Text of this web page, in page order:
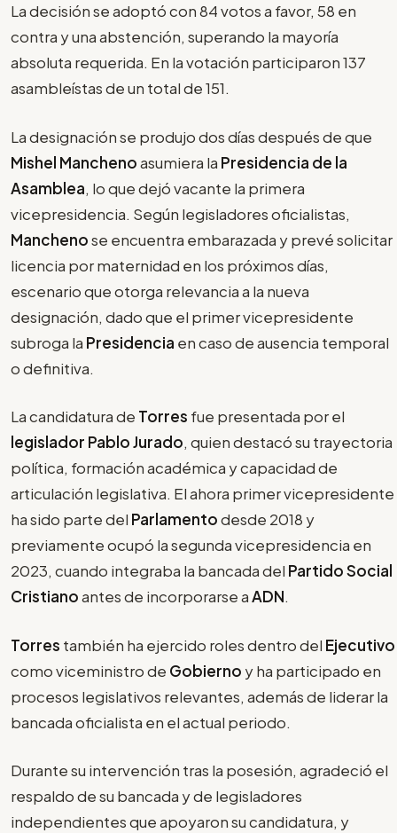
La decisión se adoptó con 84 votos a favor, 58 en
contra y una abstención, superando la mayoría
absoluta requerida. En la votación participaron 137
asambleístas de un total de 151.
La designación se produjo dos días después de que
Mishel Manchenoasumiera la Presidencia de la
Asamblea, lo que dejó vacante la primera
vicepresidencia. Según legisladores oficialistas,
Manchenose encuentra embarazada y prevé solicitar
licencia por maternidad en los próximos días,
escenario que otorga relevancia a la nueva
designación, dado que el primer vicepresidente
subroga la Presidencia en caso de ausencia temporal
o definitiva.
La candidatura de Torres fue presentada por el
legislador Pablo Jurado, quien destacó su trayectoria
política, formación académica y capacidad de
articulación legislativa. El ahora primer vicepresidente
ha sido parte del Parlamentodesde 2018 y
previamente ocupó la segunda vicepresidencia en
2023, cuando integraba la bancada del Partido Social
Cristianoantes de incorporarse aADN.
Torres también ha ejercido roles dentro del Ejecutivo
como viceministro de Gobierno y ha participado en
procesos legislativos relevantes, además de liderar la
bancada oficialista en el actual periodo.
Durante su intervención tras la posesión, agradeció el
respaldo de su bancada y de legisladores
independientes que apoyaron su candidatura, y